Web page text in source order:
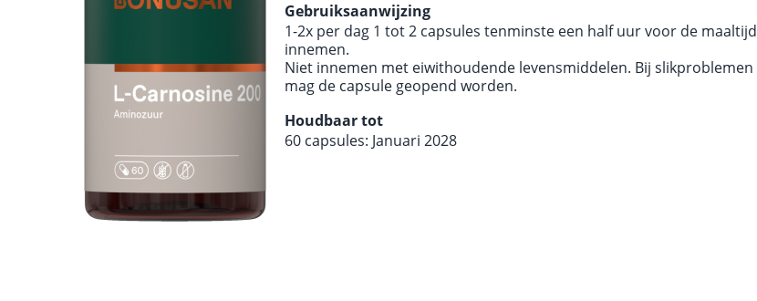
Gebruiksaanwijzing
1-2x per dag 1 tot 2 capsules tenminste een half uur voor de maaltijd
innemen.
Niet innemen met eiwithoudende levensmiddelen. Bij slikproblemen
mag de capsule geopend worden.
Houdbaar tot
60 capsules: Januari 2028